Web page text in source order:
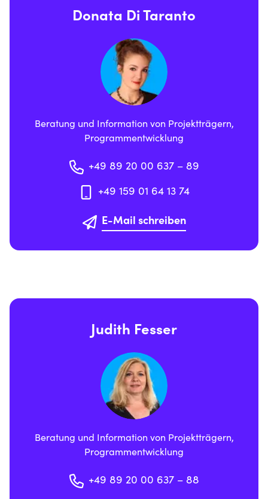
Donata Di Taranto
Beratung und Information von Projektträgern,
Programmentwicklung
+49 89 20 00 637 – 89
+49 159 01 64 13 74
E-Mail schreiben
Judith Fesser
Beratung und Information von Projektträgern,
Programmentwicklung
+49 89 20 00 637 – 88